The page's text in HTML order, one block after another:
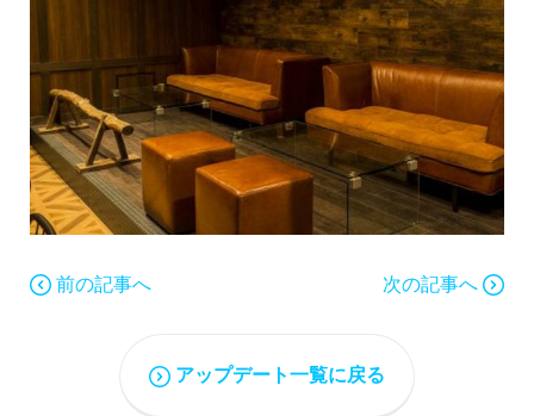
前の記事へ 次の記事へ
アップデート一覧に戻る